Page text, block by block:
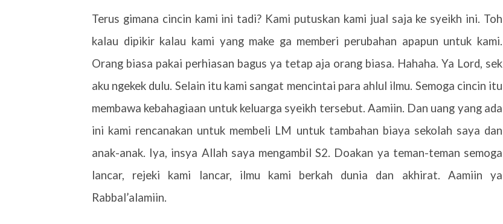
Terus gimana cincin kami ini tadi? Kami putuskan kami jual saja ke syeikh ini. Toh
kalau dipikir kalau kami yang make ga memberi perubahan apapun untuk kami.
Orang biasa pakai perhiasan bagus ya tetap aja orang biasa. Hahaha. Ya Lord, sek
aku ngekek dulu. Selain itu kami sangat mencintai para ahlul ilmu. Semoga cincin itu
membawa kebahagiaan untuk keluarga syeikh tersebut. Aamiin. Dan uang yang ada
ini kami rencanakan untuk membeli LM untuk tambahan biaya sekolah saya dan
anak-anak. Iya, insya Allah saya mengambil S2. Doakan ya teman-teman semoga
lancar, rejeki kami lancar, ilmu kami berkah dunia dan akhirat. Aamiin ya
Rabbal’alamiin.